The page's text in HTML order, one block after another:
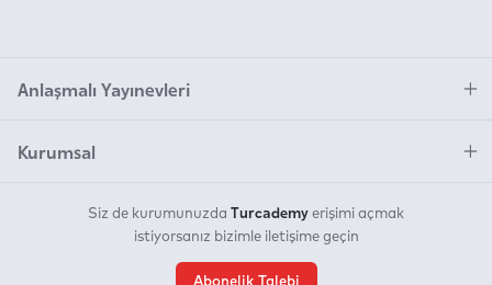
Anlaşmalı Yayınevleri
Kurumsal
Siz de kurumunuzda Turcademy erişimi açmak
istiyorsanız bizimle iletişime geçin
Abonelik Talebi